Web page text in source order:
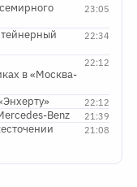
23:05
22:34
22:12
в «Москва-
22:12
21:39
Benz
21:08